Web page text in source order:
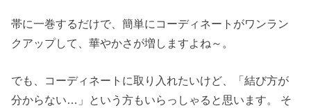
帯に一巻するだけで、簡単にコーディネートがワンラン
クアップして、華やかさが増しますよね～。
でも、コーディネートに取り入れたいけど、「結び方が
分からない…」という方もいらっしゃると思います。 そ